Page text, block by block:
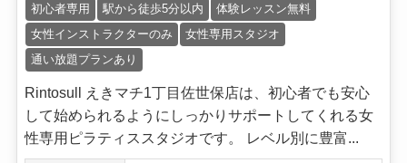
初心者専用
駅から徒歩5分以内
体験レッスン無料
女性インストラクターのみ
女性専用スタジオ
通い放題プランあり
Rintosull えきマチ1丁目佐世保店は、初心者でも安心
して始められるようにしっかりサポートしてくれる女
性専用ピラティススタジオです。 レベル別に豊富...